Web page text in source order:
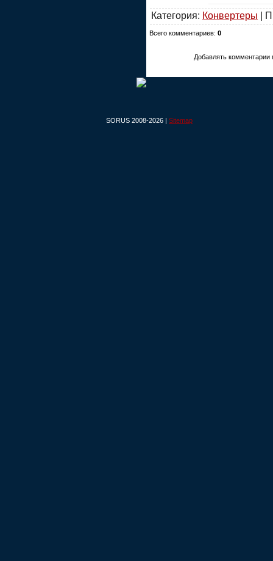
Категория: Конвертеры |
Всего комментариев: 0
Добавлять комментарии
SORUS 2008-2026 | Sitemap